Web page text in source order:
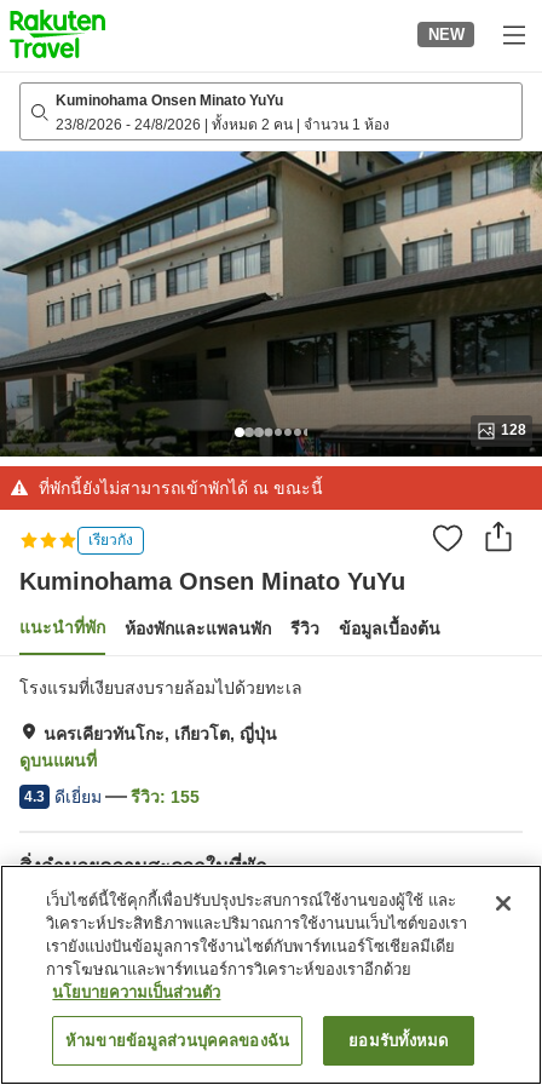
to
top
page
NEW
Kuminohama Onsen Minato YuYu
23/8/2026 - 24/8/2026 ทั้งหมด 2 คน จำนวน 1 ห้อง
128
ที่พักนี้ยังไม่สามารถเข้าพักได้ ณ ขณะนี้
เรียวกัง
Kuminohama Onsen Minato YuYu
แนะนำที่พัก ห้องพักและแพลนพัก รีวิว ข้อมูลเบื้องต้น
โรงแรมที่เงียบสงบรายล้อมไปด้วยทะเล
นครเคียวทันโกะ, เกียวโต, ญี่ปุ่น
ดูบนแผนที่
4.3 ดีเยี่ยม รีวิว: 155
สิ่งอำนวยความสะดวกในที่พัก
ที่จอดรถ
คาเฟ่
ตู้จำหน่ายอัตโนมัติ
ร้านค้า
หน้าแรก ญี่ปุ่น เกียวโต
ค้นหาห้องพัก
เว็บไซต์นี้ใช้คุกกี้เพื่อปรับปรุงประสบการณ์ใช้งานของผู้ใช้ และ
วิเคราะห์ประสิทธิภาพและปริมาณการใช้งานบนเว็บไซต์ของเรา
เรายังแบ่งปันข้อมูลการใช้งานไซต์กับพาร์ทเนอร์โซเชียลมีเดีย
การโฆษณาและพาร์ทเนอร์การวิเคราะห์ของเราอีกด้วย
นโยบายความเป็นส่วนตัว
ห้ามขายข้อมูลส่วนบุคคลของฉัน ยอมรับทั้งหมด